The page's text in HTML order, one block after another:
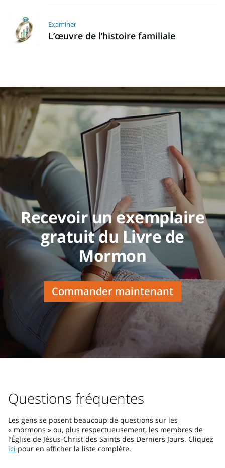
Examiner
L’œuvre de l’histoire familiale
Recevoir un exemplaire
gratuit du Livre de
Mormon
Commander maintenant
Questions fréquentes
Les gens se posent beaucoup de questions sur les
« mormons » ou, plus respectueusement, les membres de
l’Église de Jésus-Christ des Saints des Derniers Jours. Cliquez
ici pour en afficher la liste complète.